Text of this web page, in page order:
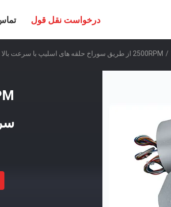
درخواست نقل قول
/ 2500RPM از طریق سوراخ حلقه های اسلیپ با سرعت بالا برای آزمایش موتور فرمول یک